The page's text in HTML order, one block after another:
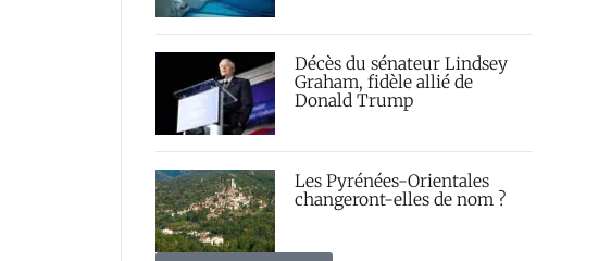
Décès du sénateur Lindsey
Graham, fidèle allié de
Donald Trump
Les Pyrénées-Orientales
changeront-elles de nom ?